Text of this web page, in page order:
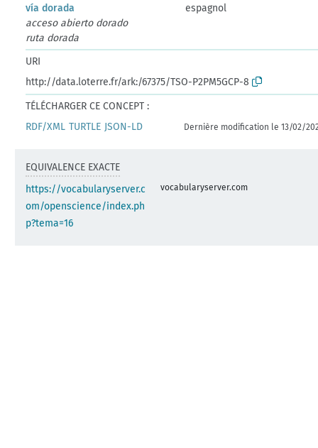
vía dorada
espagnol
acceso abierto dorado
ruta dorada
URI
http://data.loterre.fr/ark:/67375/TSO-P2PM5GCP-8
TÉLÉCHARGER CE CONCEPT :
RDF/XML TURTLE JSON-LD Dernière modification le 13/02/
EQUIVALENCE EXACTE
https://vocabularyserver.c
om/openscience/index.ph
p?tema=16
vocabularyserver.com